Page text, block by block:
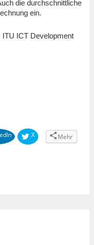
die durchschnittliche
ein.
ICT Development
X Mehr